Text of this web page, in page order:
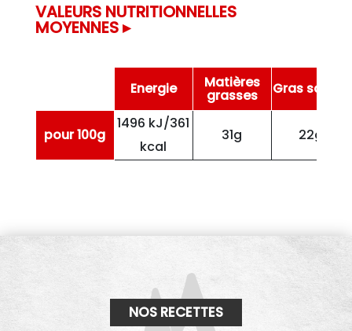
VALEURS NUTRITIONNELLES
MOYENNES ▸
Energie Matières
grasses Gras saturé
pour 100g
1496 kJ/361
kcal
31g 22g
NOS RECETTES